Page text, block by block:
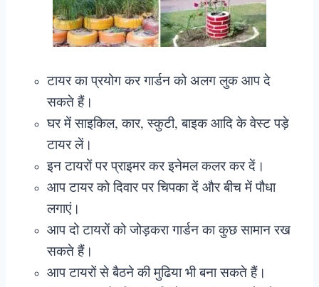
टायर का प्रयोग कर गार्डन को अलग लुक आप दे
सकते हैं।
घर में साइकिल, कार, स्कुटी, बाइक आदि के वेस्ट पड़े
टायर लें।
इन टायरों पर प्राइमर कर इनेमल कलर कर दें।
आप टायर को दिवार पर चिपका दें और बीच में पौधा
लगाएं।
आप दो टायरों को जोड़करा गार्डन का कुछ सामान रख
सकते हैं।
आप टायरों से बैठने की मुढिया भी बना सकते हैं।